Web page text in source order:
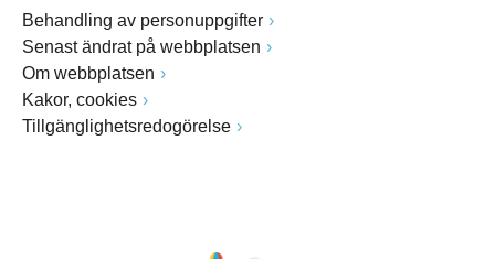
Behandling av personuppgifter
Senast ändrat på webbplatsen
Om webbplatsen
Kakor, cookies
Tillgänglighetsredogörelse